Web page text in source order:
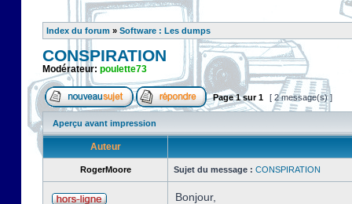
Index du forum » Software : Les dumps
CONSPIRATION
Modérateur: poulette73
Page1sur1 [ 2 message(s) ]
Aperçu avant impression
Auteur
RogerMoore Sujet du message : CONSPIRATION
Bonjour,